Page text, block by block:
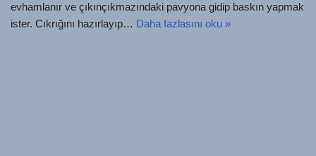
evhamlanır ve çıkınçıkmazındaki pavyona gidip baskın yapmak
ister. Cıkrığını hazırlayıp… Daha fazlasını oku »